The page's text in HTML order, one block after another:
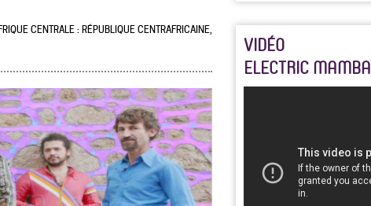
CENTRALE : RÉPUBLIQUE CENTRAFRICAINE,
VIDÉO
ELECTRIC MAMBA